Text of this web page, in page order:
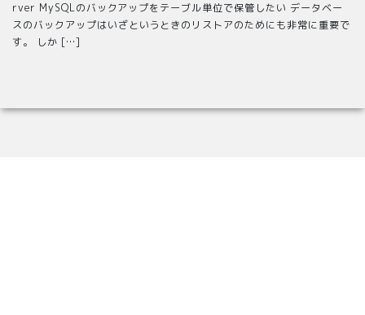
rver MySQLのバックアップをテーブル単位で保管したい データベー
スのバックアップはいざというときのリストアのためにも非常に重要で
す。 しか […]